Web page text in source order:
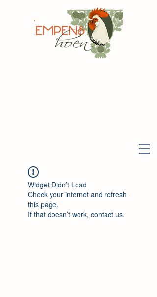
Widget Didn’t Load
Check your internet and refresh
this page.
If that doesn’t work, contact us.